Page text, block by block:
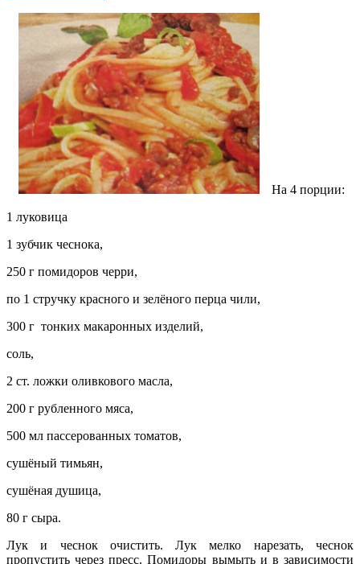
На 4 порции:
1 луковица
1 зубчик чеснока,
250 г помидоров черри,
по 1 стручку красного и зелёного перца чили,
300 г тонких макаронных изделий,
соль,
2 ст. ложки оливкового масла,
200 г рубленного мяса,
500 мл пассерованных томатов,
сушёный тимьян,
сушёная душица,
80 г сыра.
Лук и чеснок очистить. Лук мелко нарезать, чеснок
пропустить через пресс. Помидоры вымыть и в зависимости